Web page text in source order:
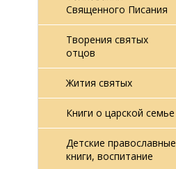
Священного Писания
Творения святых
отцов
Жития святых
Книги о царской семье
Детские православные
книги, воспитание